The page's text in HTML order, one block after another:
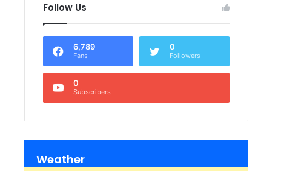
Follow Us
6,789
Fans
0
Followers
0
Subscribers
Weather